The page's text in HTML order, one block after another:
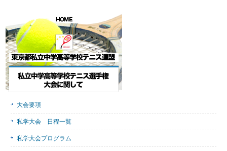
大会要項
私学大会 日程一覧
私学大会プログラム